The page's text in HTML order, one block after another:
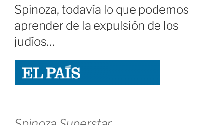
EL
Spinoza, todavía lo que podemos
aprender de la expulsión de los
judíos…